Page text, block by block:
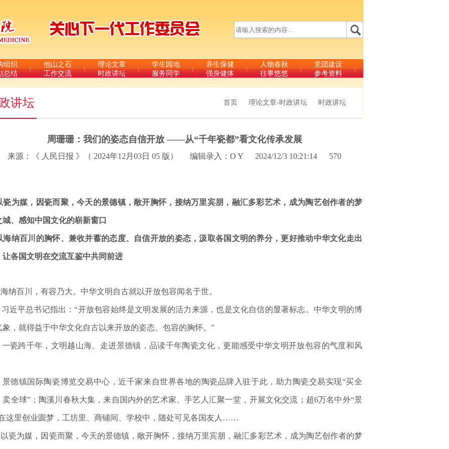
组织
总结
他山之石
工作交流
理论文章
时政讲坛
学生园地
服务同学
养生保健
强身健体
人物春秋
往事悠悠
党团建设
参考资料
讲坛 首页 理论文章-时政讲坛 时政讲坛
周珊珊：我们的姿态自信开放 ——从“千年瓷都”看文化传承发展
来源：《 人民日报 》（ 2024年12月03日 05 版） ​ 编辑录入：O Y 2024/12/3 10:21:14 570
为媒，因瓷而聚，今天的景德镇，敞开胸怀，接纳万里宾朋，融汇多彩艺术，成为陶艺创作者的梦
城、感知中国文化的崭新窗口
纳百川的胸怀、兼收并蓄的态度、自信开放的姿态，汲取各国文明的养分，更好推动中华文化走出
让各国文明在交流互鉴中共同前进
百川，有容乃大。中华文明自古就以开放包容闻名于世。
平总书记指出：“开放包容始终是文明发展的活力来源，也是文化自信的显著标志。中华文明的博
象，就得益于中华文化自古以来开放的姿态、包容的胸怀。”
跨千年，文明越山海。走进景德镇，品读千年陶瓷文化，更能感受中华文明开放包容的气度和风
镇国际陶瓷博览交易中心，近千家来自世界各地的陶瓷品牌入驻于此，助力陶瓷交易实现“买全
卖全球”；陶溪川春秋大集，来自国内外的艺术家、手艺人汇聚一堂，开展文化交流；超6万名中外“景
这里创业圆梦，工坊里、商铺间、学校中，随处可见各国友人……
为媒，因瓷而聚，今天的景德镇，敞开胸怀，接纳万里宾朋，融汇多彩艺术，成为陶艺创作者的梦